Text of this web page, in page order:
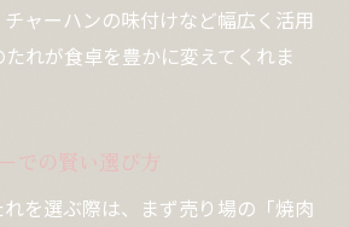
ャーハンの味付けなど幅広く活用
れが食卓を豊かに変えてくれま
での賢い選び方
を選ぶ際は、まず売り場の「焼肉